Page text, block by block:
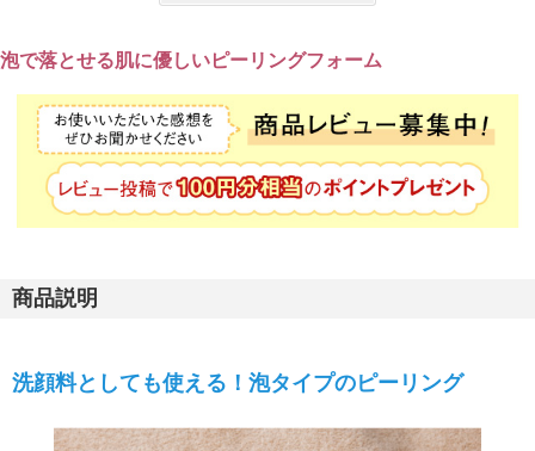
泡で落とせる肌に優しいピーリングフォーム
商品説明
洗顔料としても使える！泡タイプのピーリング